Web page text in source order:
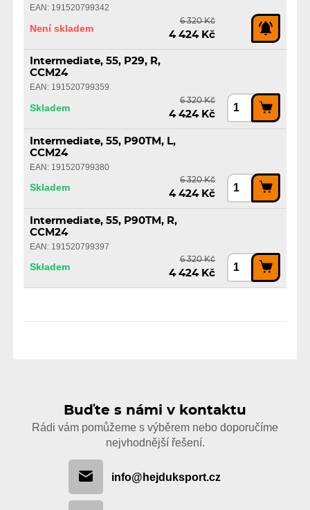
EAN: 191520799342
Není skladem
6 320 Kč
4 424 Kč
Intermediate, 55, P29, R,
CCM24
EAN: 191520799359
Skladem
6 320 Kč
4 424 Kč
Intermediate, 55, P90TM, L,
CCM24
EAN: 191520799380
Skladem
6 320 Kč
4 424 Kč
Intermediate, 55, P90TM, R,
CCM24
EAN: 191520799397
Skladem
6 320 Kč
4 424 Kč
Buďte s námi v kontaktu
Rádi vám pomůžeme s výběrem nebo doporučíme
nejvhodnější řešení.
info@hejduksport.cz